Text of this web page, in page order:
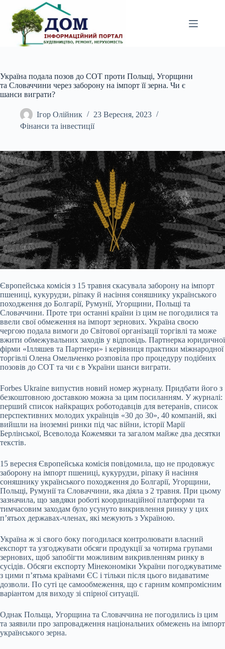
вмісту
Україна подала позов до СОТ проти Польщі, Угорщини
та Словаччини через заборону на імпорт її зерна. Чи є
шанси виграти?
Ігор Олійник
23 Вересня, 2023
Фінанси та інвестиції
Європейська комісія з 15 травня скасувала заборону на імпорт
пшениці, кукурудзи, ріпаку й насіння соняшнику українського
походження до Болгарії, Румунії, Угорщини, Польщі та
Словаччини. Проте три останні країни із цим не погодилися та
ввели свої обмеження на імпорт зернових. Україна своєю
чергою подала вимоги до Світової організації торгівлі та може
вжити обмежувальних заходів у відповідь. Партнерка юридичної
фірми «Ілляшев та Партнери» і керівниця практики міжнародної
торгівлі Олена Омельченко розповіла про процедуру подібних
позовів до СОТ та чи є в України шанси виграти.
Forbes Ukraine випустив новий номер журналу. Придбати його з
безкоштовною доставкою можна за цим посиланням. У журналі:
перший список найкращих роботодавців для ветеранів, список
перспективних молодих українців «30 до 30», 40 компаній, які
вийшли на іноземні ринки під час війни, історії Марії
Берлінської, Всеволода Кожемяки та загалом майже два десятки
текстів.
15 вересня Європейська комісія повідомила, що не продовжує
заборону на імпорт пшениці, кукурудзи, ріпаку й насіння
соняшнику українського походження до Болгарії, Угорщини,
Польщі, Румунії та Словаччини, яка діяла з 2 травня. При цьому
зазначила, що завдяки роботі координаційної платформи та
тимчасовим заходам було усунуто викривлення ринку у цих
п’ятьох державах-членах, які межують з Україною.
Україна ж зі свого боку погодилася контролювати власний
експорт та узгоджувати обсяги продукції за чотирма групами
зернових, щоб запобігти можливим викривленням ринку в
сусідів. Обсяги експорту Мінекономіки України погоджуватиме
з цими п’ятьма країнами ЄС і тільки після цього видаватиме
дозволи. По суті це самообмеження, що є гарним компромісним
варіантом для виходу зі спірної ситуації.
Однак Польща, Угорщина та Словаччина не погодились із цим
та заявили про запровадження національних обмежень на імпорт
українського зерна.